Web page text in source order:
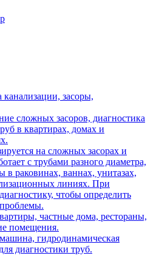
канализации, засоры,
сложных засоров, диагностика
в квартирах, домах и
на сложных засорах и
с трубами разного диаметра,
в раковинах, ваннах, унитазах,
линиях. При
чтобы определить
частные дома, рестораны,
помещения.
гидродинамическая
диагностики труб.